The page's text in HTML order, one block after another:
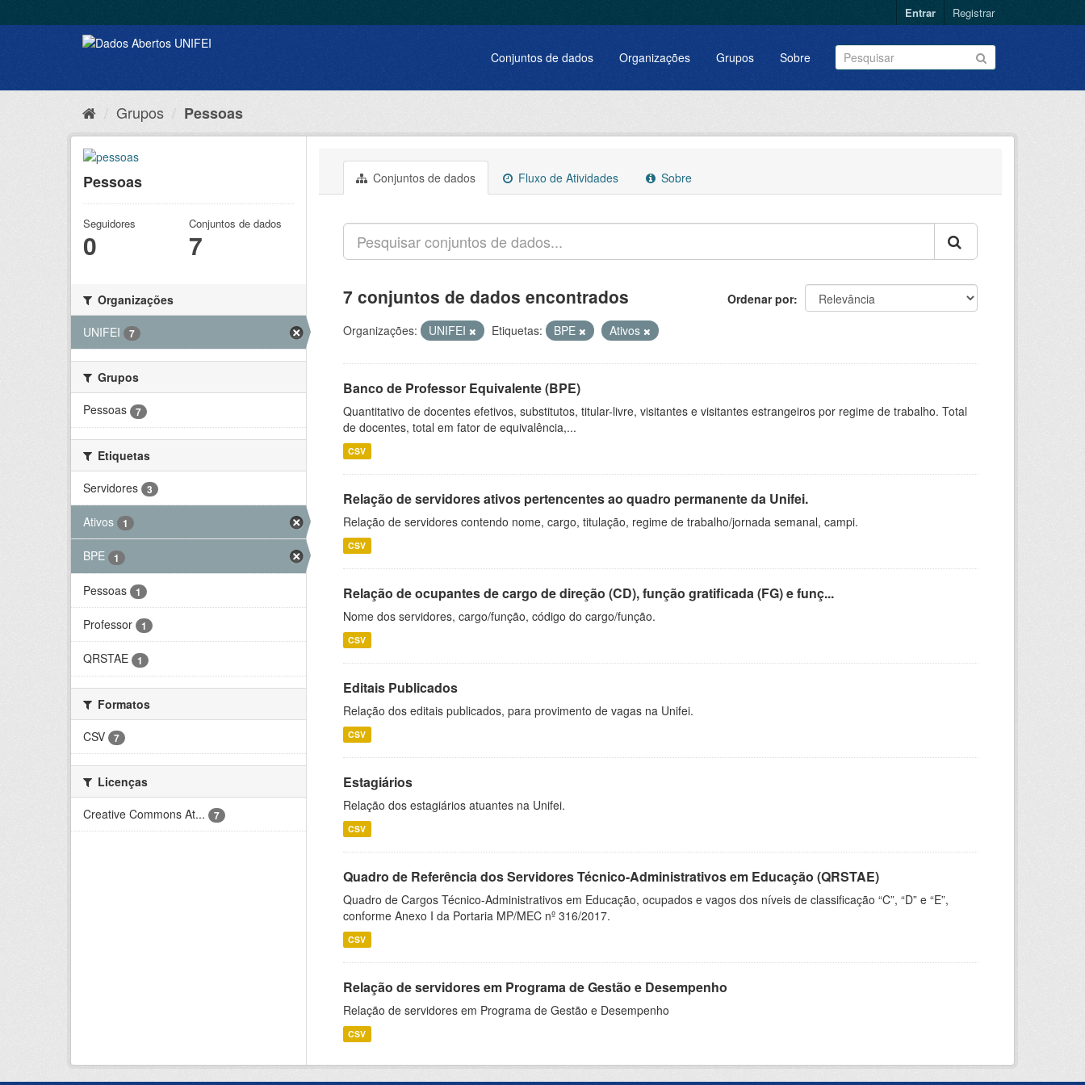
Entrar Registrar
Conjuntos de dados Organizações Grupos Sobre
Grupos Pessoas
Pessoas
Seguidores
0
Conjuntos de dados
7
Organizações
UNIFEI
7
Grupos
Pessoas
7
Etiquetas
Servidores
3
Ativos 1
BPE 1
Pessoas 1
Professor 1
QRSTAE 1
Formatos
CSV
7
Licenças
Creative Commons At...
7
Conjuntos de dados Fluxo de Atividades Sobre
Ordenar por
7 conjuntos de dados encontrados
Organizações: UNIFEI Etiquetas: BPE Ativos
Banco de Professor Equivalente (BPE)
Quantitativo de docentes efetivos, substitutos, titular-livre, visitantes e visitantes estrangeiros por regime de trabalho. Total
de docentes, total em fator de equivalência,...
CSV
Relação de servidores ativos pertencentes ao quadro permanente da Unifei.
Relação de servidores contendo nome, cargo, titulação, regime de trabalho/jornada semanal, campi.
CSV
Relação de ocupantes de cargo de direção (CD), função gratificada (FG) e funç...
Nome dos servidores, cargo/função, código do cargo/função.
CSV
Editais Publicados
Relação dos editais publicados, para provimento de vagas na Unifei.
CSV
Estagiários
Relação dos estagiários atuantes na Unifei.
CSV
Quadro de Referência dos Servidores Técnico-Administrativos em Educação (QRSTAE)
Quadro de Cargos Técnico-Administrativos em Educação, ocupados e vagos dos níveis de classificação “C”, “D” e “E”,
conforme Anexo I da Portaria MP/MEC nº 316/2017.
CSV
Relação de servidores em Programa de Gestão e Desempenho
Relação de servidores em Programa de Gestão e Desempenho
CSV